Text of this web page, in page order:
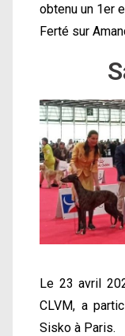
obtenu un 1er
Ferté sur
Le 23 avril
CLVM, a
Sisko à Paris.